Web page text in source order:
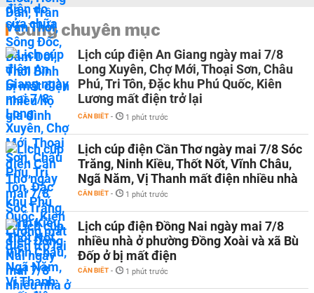
Cùng chuyên mục
Lịch cúp điện An Giang ngày mai 7/8
Long Xuyên, Chợ Mới, Thoại Sơn, Châu
Phú, Tri Tôn, Đặc khu Phú Quốc, Kiên
Lương mất điện trở lại
CẦN BIẾT - 1 phút trước
Lịch cúp điện Cần Thơ ngày mai 7/8 Sóc
Trăng, Ninh Kiều, Thốt Nốt, Vĩnh Châu,
Ngã Năm, Vị Thanh mất điện nhiều nhà
CẦN BIẾT - 1 phút trước
Lịch cúp điện Đồng Nai ngày mai 7/8
nhiều nhà ở phường Đồng Xoài và xã Bù
Đốp ở bị mất điện
CẦN BIẾT - 1 phút trước